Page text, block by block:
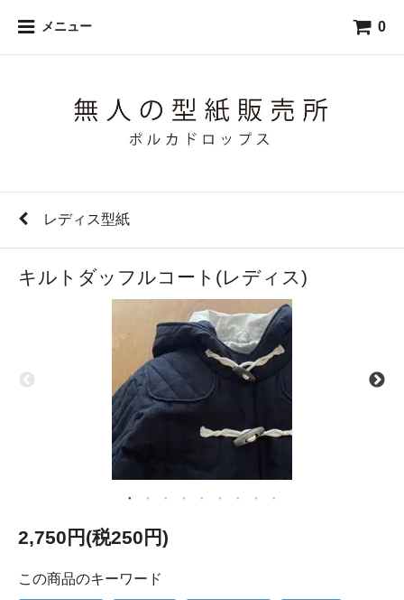
メニュー 0
レディス型紙
キルトダッフルコート(レディス)
2,750円(税250円)
この商品のキーワード